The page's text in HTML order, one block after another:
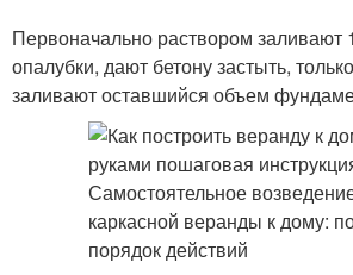
Первоначально раствором заливают
опалубки, дают бетону застыть,
заливают оставшийся объем